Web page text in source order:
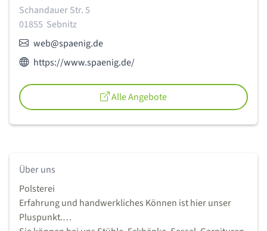
Adresse:
Schandauer Str. 5
01855 Sebnitz
E-Mail:web@spaenig.de
Webseite des Anbieters:
https://www.spaenig.de/
Alle Angebote
Über uns
Polsterei
Erfahrung und handwerkliches Können ist hier unser
Pluspunkt.